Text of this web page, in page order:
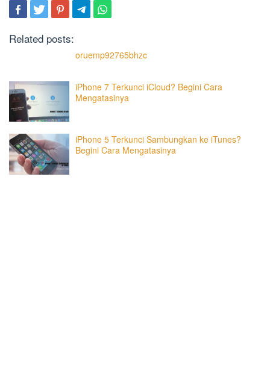
Related posts:
oruemp92765bhzc
iPhone 7 Terkunci iCloud? Begini Cara
Mengatasinya
iPhone 5 Terkunci Sambungkan ke iTunes?
Begini Cara Mengatasinya